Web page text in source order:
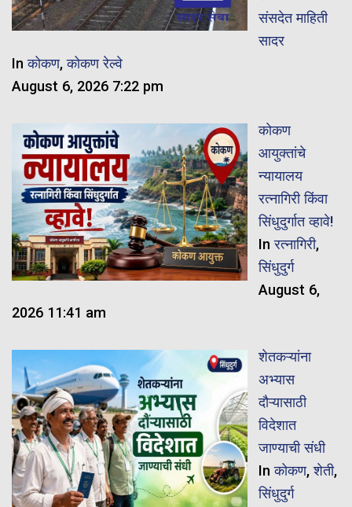
संसदेत माहिती
सादर
Inकोकण,कोकण रेल्वे
August 6, 2026 7:22 pm
कोकण
आयुक्तांचे
न्यायालय
रत्नागिरी किंवा
सिंधुदुर्गात व्हावे!
Inरत्नागिरी,
सिंधुदुर्ग
August 6,
2026 11:41 am
शेतकऱ्यांना
अभ्यास
दौऱ्यासाठी
विदेशात
जाण्याची संधी
Inकोकण,शेती,
सिंधुदुर्ग